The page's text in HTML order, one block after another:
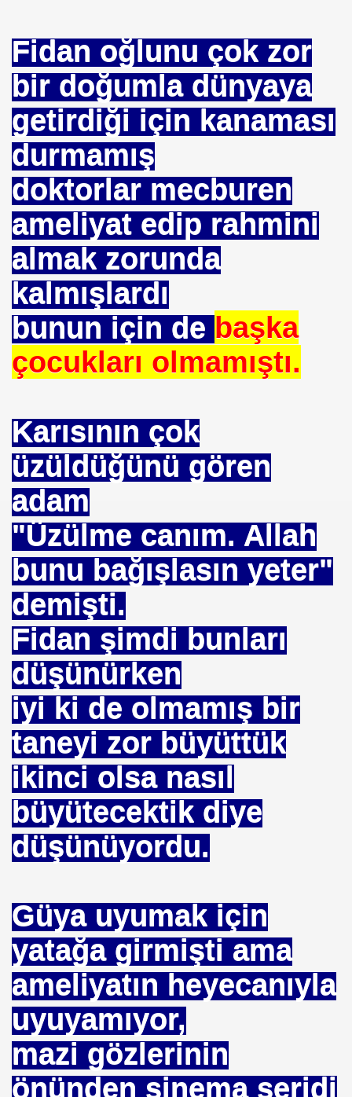
Fidan oğlunu çok zor
bir doğumla dünyaya
getirdiği için kanaması
durmamış
doktorlar mecburen
ameliyat edip rahmini
almak zorunda
kalmışlardı
bunun için de başka
çocukları olmamıştı.
Karısının çok
üzüldüğünü gören
adam
"Üzülme canım. Allah
bunu bağışlasın yeter"
demişti.
Fidan şimdi bunları
düşünürken
iyi ki de olmamış bir
taneyi zor büyüttük
ikinci olsa nasıl
büyütecektik diye
düşünüyordu.
Güya uyumak için
yatağa girmişti ama
ameliyatın heyecanıyla
uyuyamıyor,
mazi gözlerinin
önünden sinema şeridi
Araştırmalar Mrk.
BŞK. ENERJİ VERİMLİLİĞİ DER. BŞK
Cezalandırılan Bürokrat
Eyüp Ensari ERGİN-Mehmet Kamil BERSE.
BAŞKANI
Varmı?-WARREN BUFFET.
REZERV SİSTEMİ-Prof.M.GÜNDOĞAN.
Birliği
krizi bekliyor!
FRANSA
.Dr.Hamdi KALYONCU
LÜTFÜ OFLAZ
21NCİ YY.Cuma da Halife adına Hutbe Okunan Ülkeler